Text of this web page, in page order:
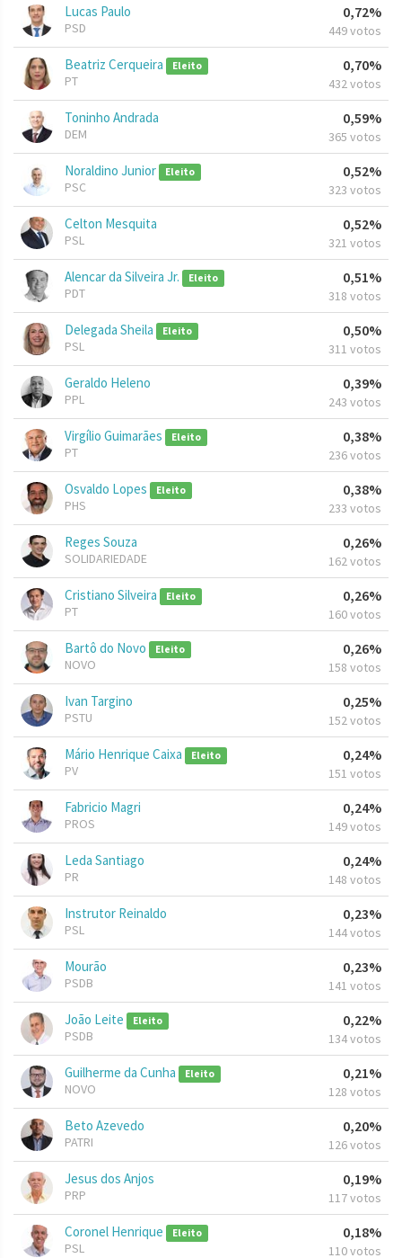
Lucas Paulo
PSD
0,72%
449 votos
Beatriz Cerqueira Eleito
PT
0,70%
432 votos
Toninho Andrada
DEM
0,59%
365 votos
Noraldino Junior Eleito
PSC
0,52%
323 votos
Celton Mesquita
PSL
0,52%
321 votos
Alencar da Silveira Jr. Eleito
PDT
0,51%
318 votos
Delegada Sheila Eleito
PSL
0,50%
311 votos
Geraldo Heleno
PPL
0,39%
243 votos
Virgílio Guimarães Eleito
PT
0,38%
236 votos
Osvaldo Lopes Eleito
PHS
0,38%
233 votos
Reges Souza
SOLIDARIEDADE
0,26%
162 votos
Cristiano Silveira Eleito
PT
0,26%
160 votos
Bartô do Novo Eleito
NOVO
0,26%
158 votos
Ivan Targino
PSTU
0,25%
152 votos
Mário Henrique Caixa Eleito
PV
0,24%
151 votos
Fabricio Magri
PROS
0,24%
149 votos
Leda Santiago
PR
0,24%
148 votos
Instrutor Reinaldo
PSL
0,23%
144 votos
Mourão
PSDB
0,23%
141 votos
João Leite Eleito
PSDB
0,22%
134 votos
Guilherme da Cunha Eleito
NOVO
0,21%
128 votos
Beto Azevedo
PATRI
0,20%
126 votos
Jesus dos Anjos
PRP
0,19%
117 votos
Coronel Henrique Eleito
PSL
0,18%
110 votos